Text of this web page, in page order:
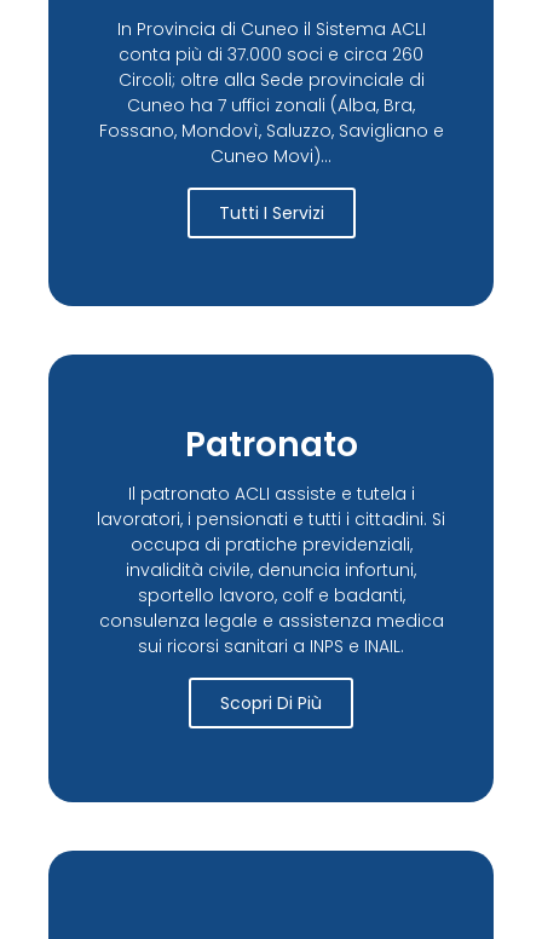
In Provincia di Cuneo il Sistema ACLI
conta più di 37.000 soci e circa 260
Circoli; oltre alla Sede provinciale di
Cuneo ha 7 uffici zonali (Alba, Bra,
Fossano, Mondovì, Saluzzo, Savigliano e
Cuneo Movi)...
Tutti I Servizi
Patronato
Il patronato ACLI assiste e tutela i
lavoratori, i pensionati e tutti i cittadini. Si
occupa di pratiche previdenziali,
invalidità civile, denuncia infortuni,
sportello lavoro, colf e badanti,
consulenza legale e assistenza medica
sui ricorsi sanitari a INPS e INAIL.
Scopri Di Più